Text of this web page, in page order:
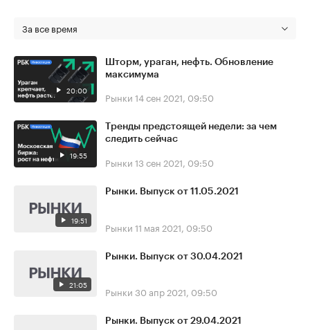
За все время
20:00
Шторм, ураган, нефть. Обновление
максимума
Рынки 14 сен 2021, 09:50
19:55
Тренды предстоящей недели: за чем
следить сейчас
Рынки 13 сен 2021, 09:50
19:51
Рынки. Выпуск от 11.05.2021
Рынки 11 мая 2021, 09:50
21:05
Рынки. Выпуск от 30.04.2021
Рынки 30 апр 2021, 09:50
Рынки. Выпуск от 29.04.2021